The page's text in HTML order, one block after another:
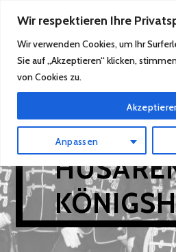
Wir respektieren Ihre
Wir verwenden Cookies, um Ihr
Sie auf „Akzeptieren“ klicken,
von Cookies zu.
Anpassen
springen
MENÜ